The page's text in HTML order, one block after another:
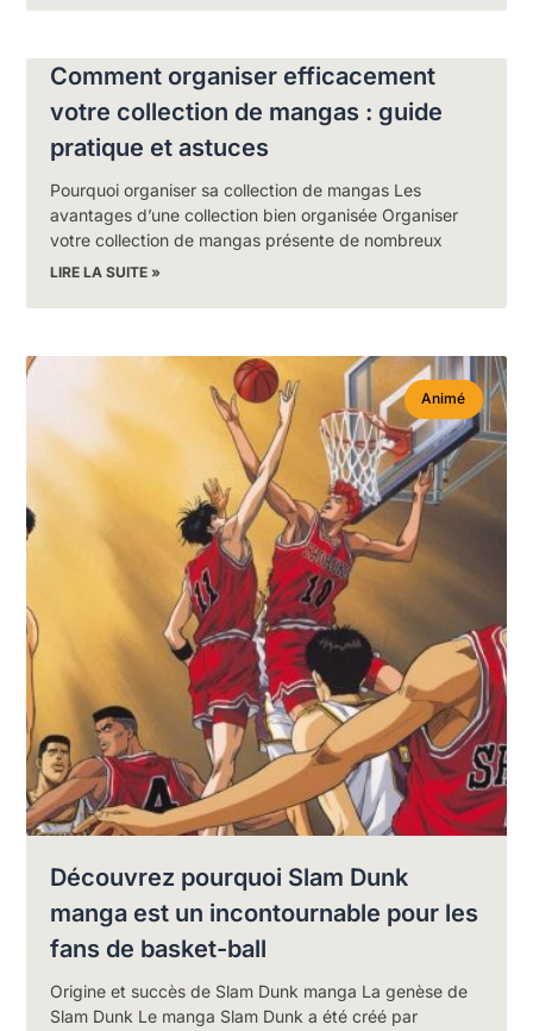
Comment organiser efficacement
votre collection de mangas : guide
pratique et astuces
Pourquoi organiser sa collection de mangas Les
avantages d’une collection bien organisée Organiser
votre collection de mangas présente de nombreux
LIRE LA SUITE »
Animé
Découvrez pourquoi Slam Dunk
manga est un incontournable pour les
fans de basket-ball
Origine et succès de Slam Dunk manga La genèse de
Slam Dunk Le manga Slam Dunk a été créé par